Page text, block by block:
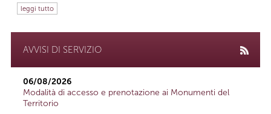
leggi tutto
AVVISI DI SERVIZIO
06/08/2026
Modalità di accesso e prenotazione ai Monumenti del
Territorio